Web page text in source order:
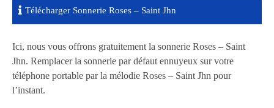
Télécharger Sonnerie Roses – Saint Jhn
Ici, nous vous offrons gratuitement la sonnerie Roses – Saint
Jhn. Remplacer la sonnerie par défaut ennuyeux sur votre
téléphone portable par la mélodie Roses – Saint Jhn pour
l’instant.